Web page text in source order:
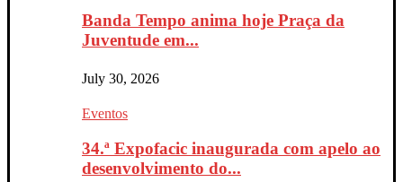
Banda Tempo anima hoje Praça da
Juventude em...
July 30, 2026
Eventos
34.ª Expofacic inaugurada com apelo ao
desenvolvimento do...